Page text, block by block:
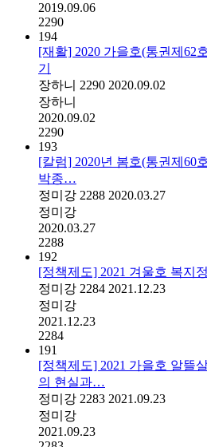
2019.09.06
2290
194
[재활] 2020 가을호(통권제62
기
장하니 2290 2020.09.02
장하니
2020.09.02
2290
193
[칼럼] 2020년 봄호(통권제60
박종…
정미강 2288 2020.03.27
정미강
2020.03.27
2288
192
[정책제도] 2021 겨울호 복지
정미강 2284 2021.12.23
정미강
2021.12.23
2284
191
[정책제도] 2021 가을호 알뜰
의 현실과…
정미강 2283 2021.09.23
정미강
2021.09.23